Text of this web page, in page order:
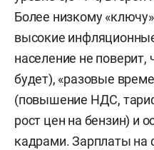
Более низкому
высокие
население не поверит,
будет), «разовые
(повышение НДС,
рост цен на бензин) и
кадрами. Зарплаты на